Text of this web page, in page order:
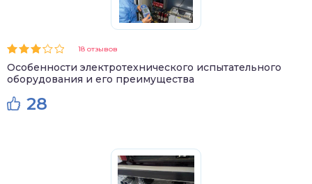
18 отзывов
Особенности электротехнического испытательного
оборудования и его преимущества
28